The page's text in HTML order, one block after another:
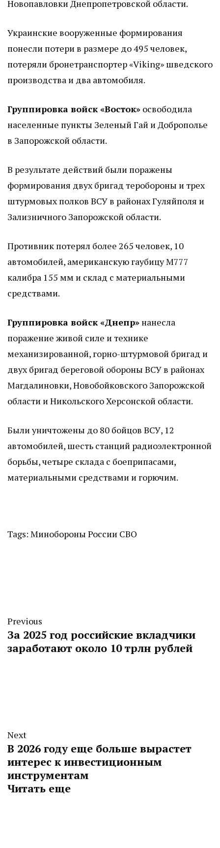
Новопавловки Днепропетровской области.
Украинские вооруженные формирования
понесли потери в размере до 495 человек,
потеряли бронетранспортер «Viking» шведского
производства и два автомобиля.
Группировка войск «Восток» освободила
населенные пункты Зеленый Гай и Доброполье
в Запорожской области.
В результате действий были поражены
формирования двух бригад теробороны и трех
штурмовых полков ВСУ в районах Гуляйполя и
Зализничного Запорожской области.
Противник потерял более 265 человек, 10
автомобилей, американскую гаубицу М777
калибра 155 мм и склад с материальными
средствами.
Группировка войск «Днепр»нанесла
поражение живой силе и технике
механизированной, горно-штурмовой бригад и
двух бригад береговой обороны ВСУ в районах
Магдалиновки, Новобойковского Запорожской
области и Никольского Херсонской области.
Были уничтожены до 80 бойцов ВСУ, 12
автомобилей, шесть станций радиоэлектронной
борьбы, четыре склада с боеприпасами,
материальными средствами и горючим.
Tags: Минобороны России СВО
Previous
За 2025 год российские вкладчики
заработают около 10 трлн рублей
Next
В 2026 году еще больше вырастет
интерес к инвестиционным
инструментам
Читать еще